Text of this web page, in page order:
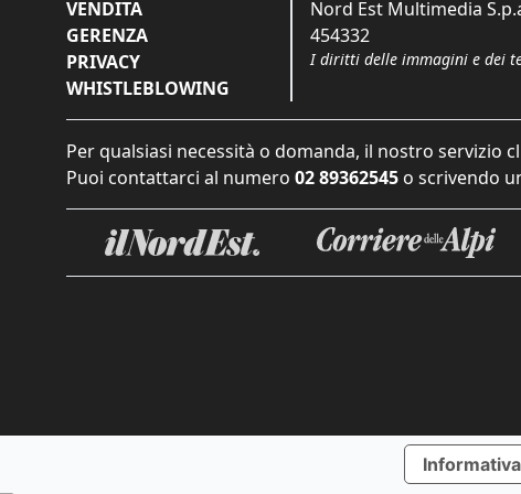
VENDITA
GERENZA
PRIVACY
WHISTLEBLOWING
Nord Est Multimedia
454332
I diritti delle immagini e dei
Per qualsiasi necessità o domanda, il nostro servizio
Puoi contattarci al numero 02 89362545 o scrivendo